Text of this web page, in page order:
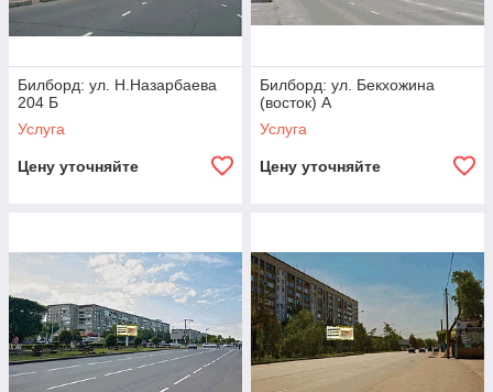
Билборд: ул. Н.Назарбаева
204 Б
Услуга
Цену уточняйте
Билборд: ул. Бекхожина
(восток) А
Услуга
Цену уточняйте